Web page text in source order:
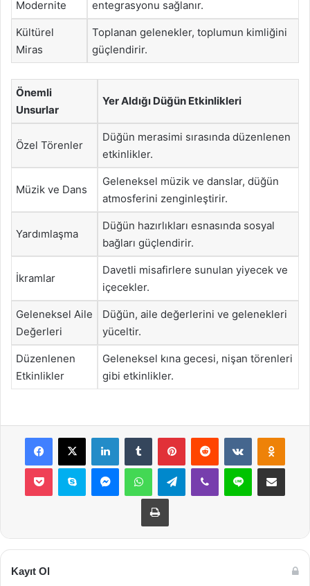
Modernite
entegrasyonu sağlanır.
Kültürel
Miras
Toplanan gelenekler, toplumun kimliğini
güçlendirir.
Önemli
Unsurlar
Yer Aldığı Düğün Etkinlikleri
Özel Törenler
Düğün merasimi sırasında düzenlenen
etkinlikler.
Müzik ve Dans
Geleneksel müzik ve danslar, düğün
atmosferini zenginleştirir.
Yardımlaşma
Düğün hazırlıkları esnasında sosyal
bağları güçlendirir.
İkramlar
Davetli misafirlere sunulan yiyecek ve
içecekler.
Geleneksel Aile
Değerleri
Düğün, aile değerlerini ve gelenekleri
yüceltir.
Düzenlenen
Etkinlikler
Geleneksel kına gecesi, nişan törenleri
gibi etkinlikler.
Facebook
X LinkedInTumblr PinterestReddit VKontakte
Pocket Skype MessengerWhatsAppTelegramViber Line E-Posta ile
Yazdır
Kayıt Ol